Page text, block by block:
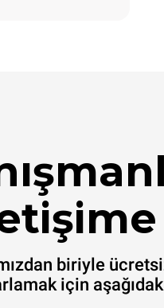
biriyle
için